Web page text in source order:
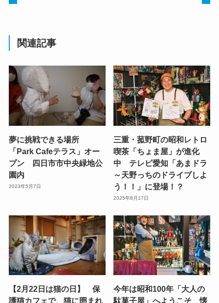
関連記事
夢に挑戦できる場所
「Park Cafeテラス」オー
プン 四日市市中央緑地公
園内
2023年5月7日
三重・菰野町の昭和レトロ
喫茶「ちょま屋」が進化
中 テレビ愛知「あまドラ
～天野っちのドライブしよ
う！！」に登場！？
2025年8月17日
【2月22日は猫の日】 保
護猫カフェで、猫に囲まれ
今年は昭和100年「大人の
駄菓子屋」へようこそ 懐